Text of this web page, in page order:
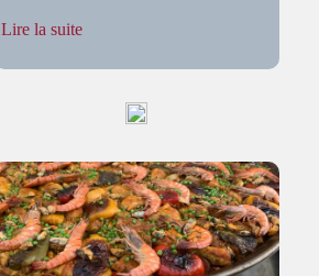
Lire la suite:
Installation